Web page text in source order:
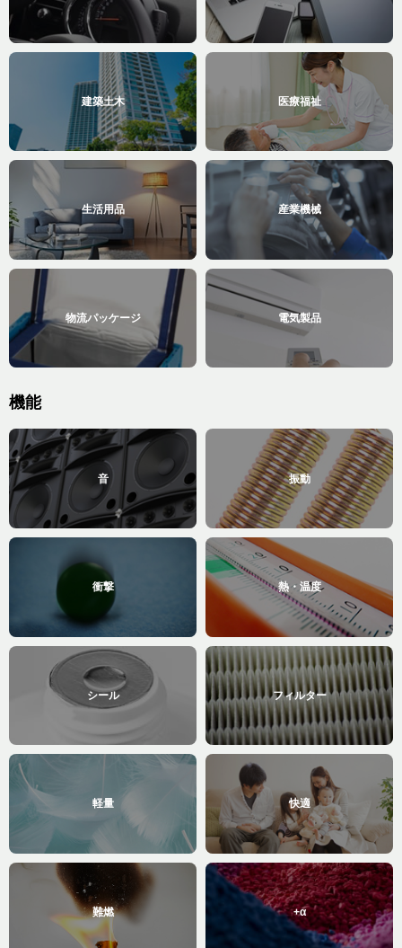
建築土木 医療福祉
生活用品 産業機械
物流パッケージ 電気製品
機能
音 振動
衝撃 熱・温度
シール フィルター
軽量 快適
難燃 +α